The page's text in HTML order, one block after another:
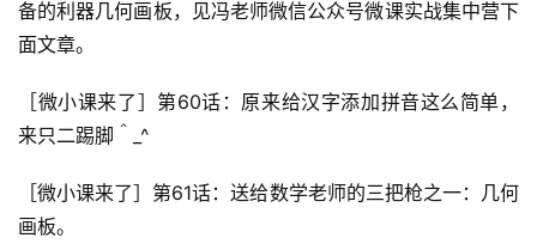
备的利器几何画板，见冯老师微信公众号微课实战集中营下
面文章。
［微小课来了］第60话：原来给汉字添加拼音这么简单，
来只二踢脚＾_^
［微小课来了］第61话：送给数学老师的三把枪之一：几何
画板。